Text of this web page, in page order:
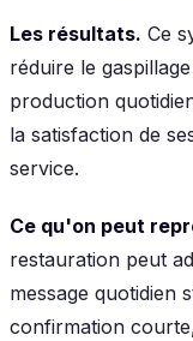
Les résultats. Ce
réduire le
production
la satisfaction de
service.
Ce qu'on peut
restauration peut
message quotidien
confirmation